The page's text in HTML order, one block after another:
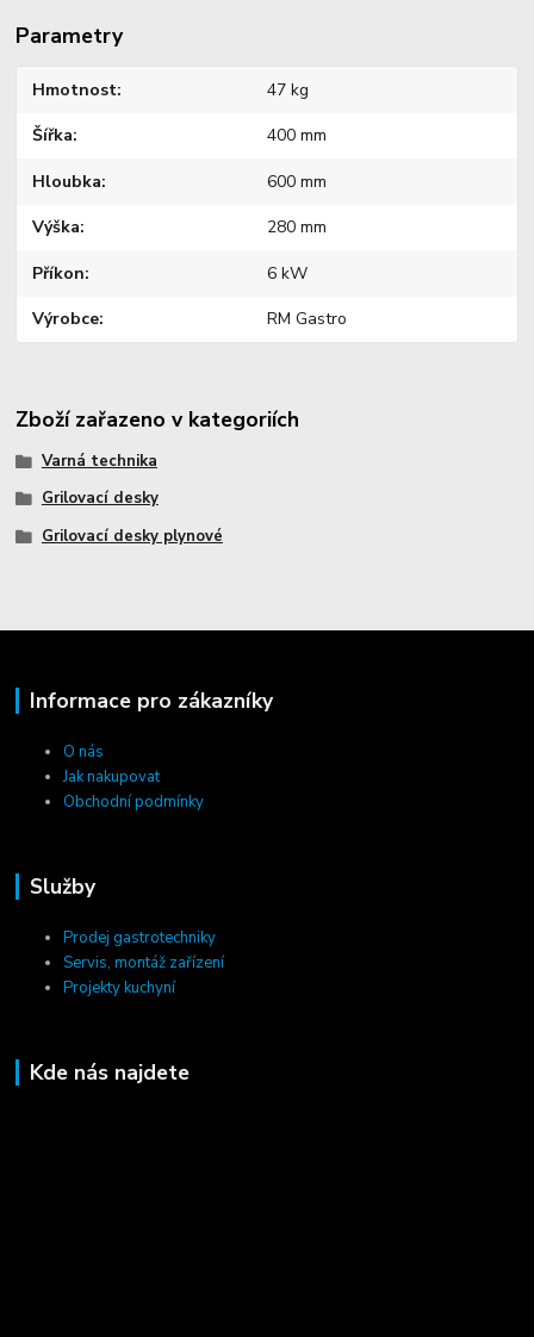
Parametry
Hmotnost 47 kg
Šířka 400 mm
Hloubka 600 mm
Výška 280 mm
Příkon 6 kW
Výrobce RM Gastro
Zboží zařazeno v kategoriích
Varná technika
Grilovací desky
Grilovací desky plynové
Informace pro zákazníky
O nás
Jak nakupovat
Obchodní podmínky
Služby
Prodej gastrotechniky
Servis, montáž zařízení
Projekty kuchyní
Kde nás najdete